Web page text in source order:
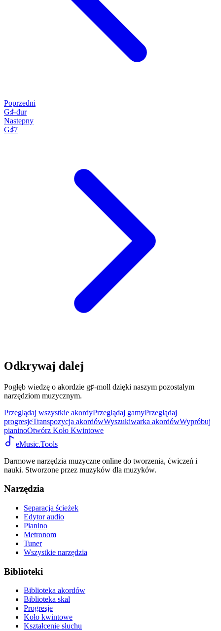
Poprzedni
G♯-dur
Nastepny
G♯7
Odkrywaj dalej
Pogłęb wiedzę o akordzie g♯-moll dzięki naszym pozostałym
narzędziom muzycznym.
Przeglądaj wszystkie akordyPrzeglądaj gamyPrzeglądaj
progresjeTranspozycja akordówWyszukiwarka akordówWypróbuj
pianinoOtwórz Koło Kwintowe
eMusic.Tools
Darmowe narzędzia muzyczne online do tworzenia, ćwiczeń i
nauki. Stworzone przez muzyków dla muzyków.
Narzędzia
Separacja ścieżek
Edytor audio
Pianino
Metronom
Tuner
Wszystkie narzędzia
Biblioteki
Biblioteka akordów
Biblioteka skal
Progresje
Koło kwintowe
Kształcenie słuchu